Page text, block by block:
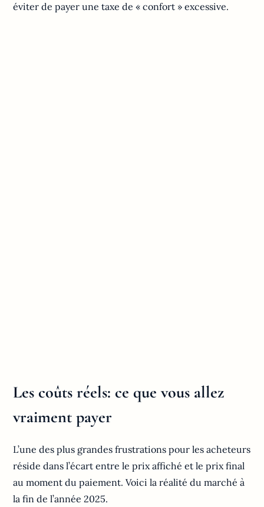
éviter de payer une taxe de « confort » excessive.
Les coûts réels: ce que vous allez
vraiment payer
L’une des plus grandes frustrations pour les acheteurs
réside dans l’écart entre le prix affiché et le prix final
au moment du paiement. Voici la réalité du marché à
la fin de l’année 2025.